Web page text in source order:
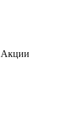
Акции